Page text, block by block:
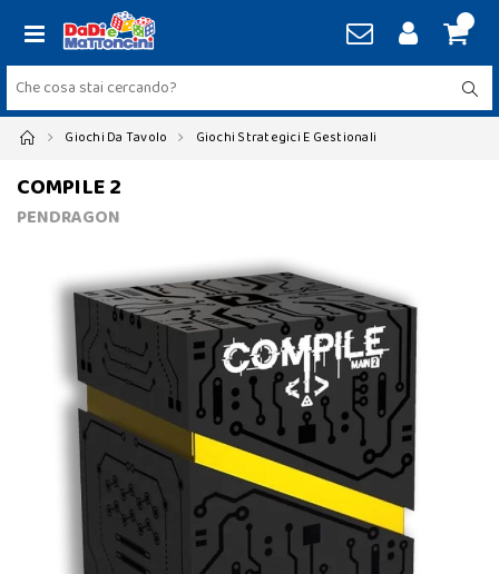
Giochi Da Tavolo Giochi Strategici E Gestionali
COMPILE 2
PENDRAGON